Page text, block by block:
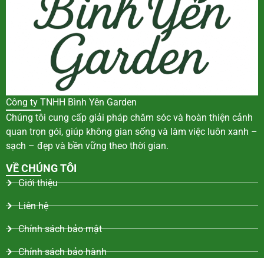
Công ty TNHH Bình Yên Garden
Chúng tôi cung cấp giải pháp chăm sóc và hoàn thiện cảnh
quan trọn gói, giúp không gian sống và làm việc luôn xanh –
sạch – đẹp và bền vững theo thời gian.
VỀ CHÚNG TÔI
Giới thiệu
Liên hệ
Chính sách bảo mật
Chính sách bảo hành